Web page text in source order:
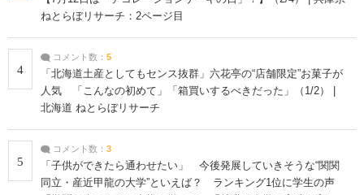
ねとらぼリサーチ：2ページ目
4
コメント数： 5
「北海道土産としてもセンス抜群」六花亭の“店舗限定”お菓子が
人気 「こんなの初めて」「箱買いするべきだった」（1/2） |
北海道 ねとらぼリサーチ
5
コメント数： 3
「子供ができたら通わせたい」 今後発展していきそうな“関関
同立・産近甲龍の大学”といえば？ ランキング1位に学生の声